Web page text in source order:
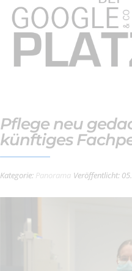
Pflege neu
künftiges
Kategorie: Panorama Veröffentlicht: